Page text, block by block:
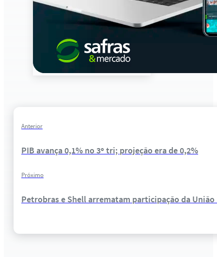
Anterior
PIB avança 0,1% no 3º tri; projeção era de 0,2%
Próximo
Petrobras e Shell arrematam participação da